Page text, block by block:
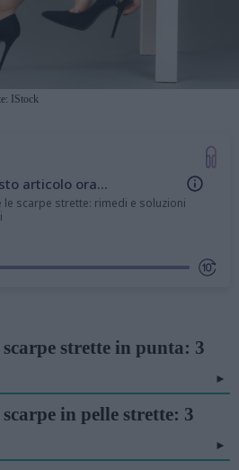
IStock
articolo ora...
le scarpe strette: rimedi e soluzioni
strette in punta: 3
in pelle strette: 3